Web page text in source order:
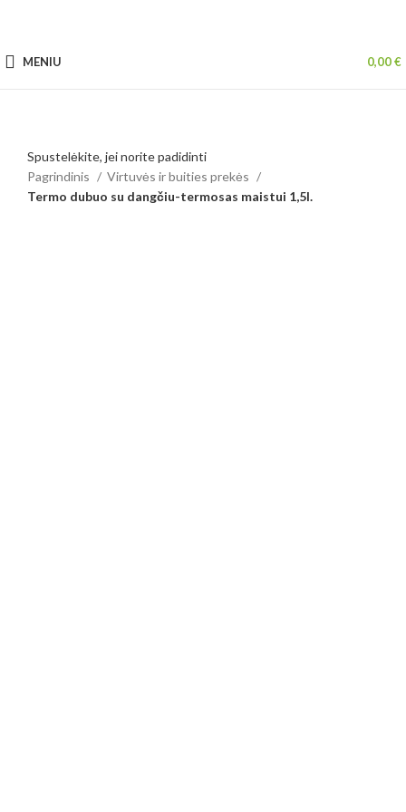
MENIU 0,00€
Spustelėkite, jei norite padidinti
Pagrindinis
Virtuvės ir buities prekės
Termo dubuo su dangčiu-termosas maistui 1,5l.